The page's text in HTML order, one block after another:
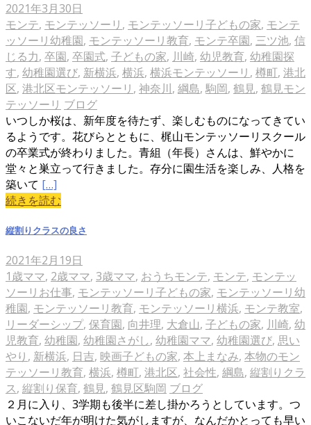
2021年3月30日
モンテ, モンテッソーリ , モンテッソーリ子どもの家, モンテ
ッソーリ幼稚園, モンテッソーリ教育, モンテ卒園, 三ツ池, 信
じる力, 卒園, 卒園式, 子どもの家, 川崎, 幼児教育, 幼稚園探
す, 幼稚園選び, 新横浜, 横浜, 横浜モンテッソーリ , 樽町, 港北
区, 港北区モンテッソーリ , 神奈川, 綱島, 駒岡, 鶴見, 鶴見モン
テッソーリ ブログ
いつしか桜は、新年度を待たず、楽しむものになってきてい
るようです。花びらとともに、梶山モンテッソーリスクール
の卒業式が終わりました。青組（年長）さんは、鮮やかに
堂々と巣立って行きました。存分に園生活を楽しみ、人格を
築いて […]
続きを読む
縦割りクラスの良さ
2021年2月19日
1歳ママ, 2歳ママ, 3歳ママ, おうちモンテ, モンテ, モンテッ
ソーリお仕事, モンテッソーリ子どもの家, モンテッソーリ幼
稚園, モンテッソーリ教育, モンテッソーリ横浜, モンテ教室,
リーダーシップ, 保育園, 向井理, 大倉山, 子どもの家, 川崎, 幼
児教育, 幼稚園, 幼稚園さがし, 幼稚園ママ, 幼稚園選び, 思い
やり , 新横浜, 日吉, 映画子どもの家, 本上まなみ, 本物のモン
テッソーリ教育, 横浜, 樽町, 港北区, 社会性, 綱島, 縦割りクラ
ス, 縦割り保育, 鶴見, 鶴見区駒岡 ブログ
２月に入り、3学期も後半に差し掛かろうとしています。つ
いこないだ年が明けた気がしますが、なんだかとっても早い